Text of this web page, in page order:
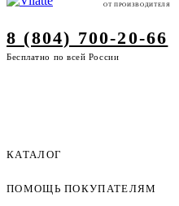
ОТ ПРОИЗВОДИТЕЛЯ
8 (804) 700-20-66
Бесплатно по всей России
КАТАЛОГ
Женская одежда оптом
ПОМОЩЬ ПОКУПАТЕЛЯМ